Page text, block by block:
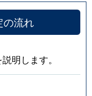
の流れ
明します。